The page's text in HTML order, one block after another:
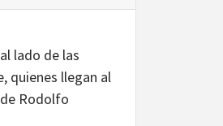
lado de las
quienes llegan al
Rodolfo